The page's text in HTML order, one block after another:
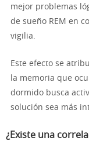
mejor problemas
de sueño REM en
vigilia.
Este efecto se
la memoria que
dormido busca
solución sea más
¿Existe una